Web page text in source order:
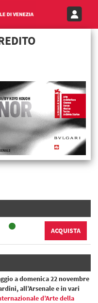
ACQUISTA
a domenica 22 novembre
all’Arsenale e in vari
d’Arte della